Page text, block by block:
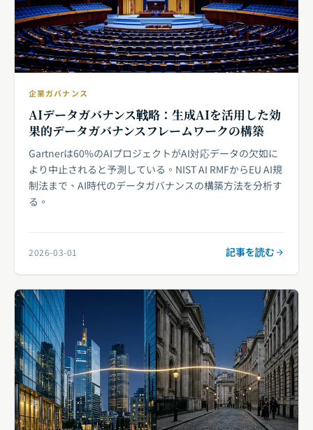
企業ガバナンス
AIデータガバナンス戦略：生成AIを活用した効
果的データガバナンスフレームワークの構築
Gartnerは60%のAIプロジェクトがAI対応データの欠如に
より中止されると予測している。NIST AI RMFからEU AI規
制法まで、AI時代のデータガバナンスの構築方法を分析す
る。
2026-03-01 記事を読む